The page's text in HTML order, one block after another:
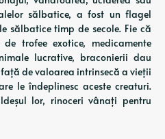
sălbatice, a fost un flagel
sălbatice timp de secole. Fie că
trofee exotice, medicamente
lucrative, braconierii dau
de valoarea intrinsecă a vieții
le îndeplinesc aceste creaturi.
lor, rinoceri vânați pentru